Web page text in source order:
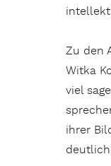
Zu den
Witka
viel
ihrer